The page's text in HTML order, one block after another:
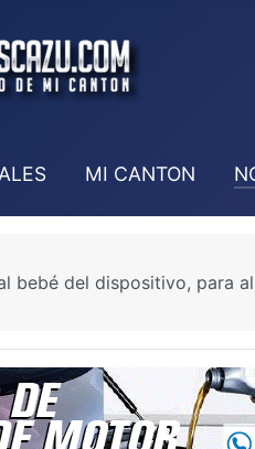
MI CANTON
bebé del dispositivo, para